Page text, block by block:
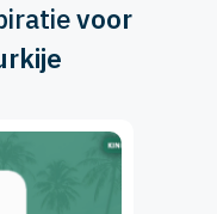
voor